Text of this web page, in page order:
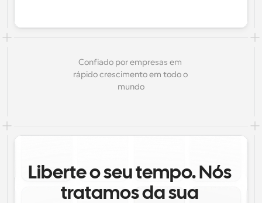
Confiado por empresas em
rápido crescimento em todo o
mundo
Liberte o seu tempo. Nós
tratamos da sua